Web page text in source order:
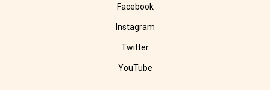
Facebook
Instagram
Twitter
YouTube